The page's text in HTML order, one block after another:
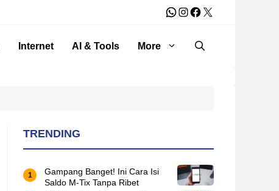
WhatsApp
Instagram
Facebook
X
Internet AI & Tools More
TRENDING
Gampang Banget! Ini Cara Isi
Saldo M-Tix Tanpa Ribet